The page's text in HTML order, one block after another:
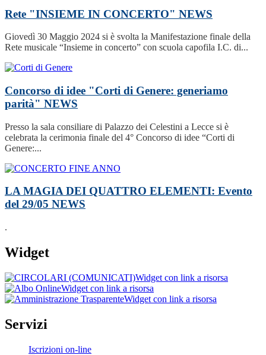
Rete "INSIEME IN CONCERTO" NEWS
Giovedì 30 Maggio 2024 si è svolta la Manifestazione finale della
Rete musicale “Insieme in concerto” con scuola capofila I.C. di...
Concorso di idee "Corti di Genere: generiamo
parità" NEWS
Presso la sala consiliare di Palazzo dei Celestini a Lecce si è
celebrata la cerimonia finale del 4° Concorso di idee “Corti di
Genere:...
LA MAGIA DEI QUATTRO ELEMENTI: Evento
del 29/05 NEWS
.
Widget
Widget con link a risorsa
Widget con link a risorsa
Widget con link a risorsa
Servizi
Iscrizioni on-line